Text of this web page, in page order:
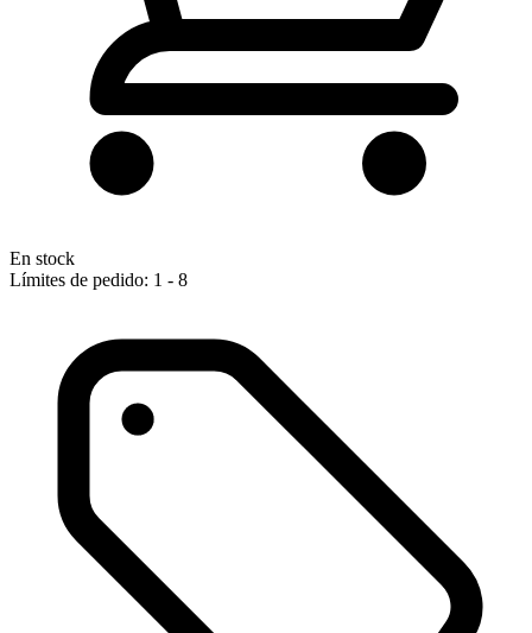
En stock
Límites de pedido: 1 - 8